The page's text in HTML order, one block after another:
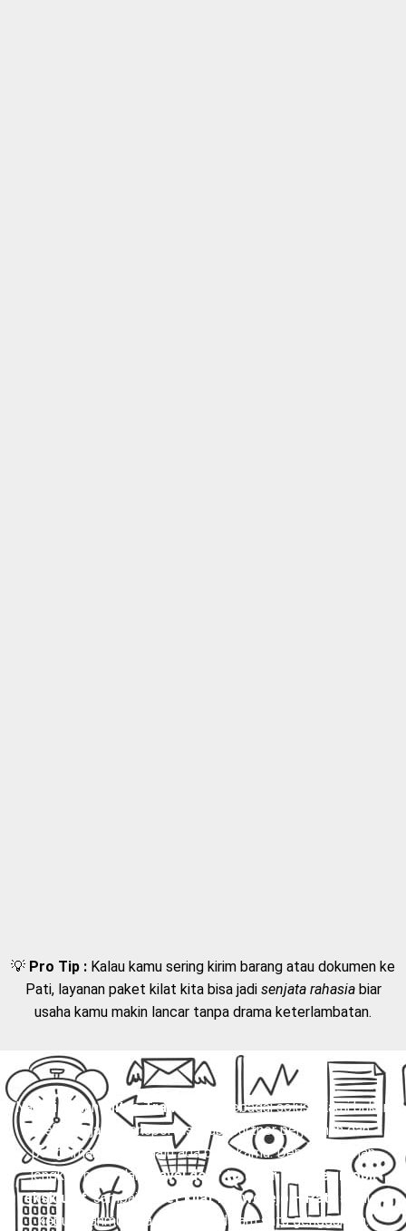
💡 Pro Tip : Kalau kamu sering kirim barang atau dokumen ke
Pati, layanan paket kilat kita bisa jadi senjata rahasiabiar
usaha kamu makin lancar tanpa drama keterlambatan.
Nah, di sinilah Mitra Trans
hadir sebagai solusi. Kami bukan
sekadar jasa transportasi, tapi partner perjalanan dan
pengiriman yang selalu ada buat kamu. Dengan layanan
lengkap mulai dari
travel door to door,
charter mobil
eksklusif, sampai paket kilat Purworejo – Pati , semua
kebutuhanmu bisa terpenuhi dalam satu genggaman.